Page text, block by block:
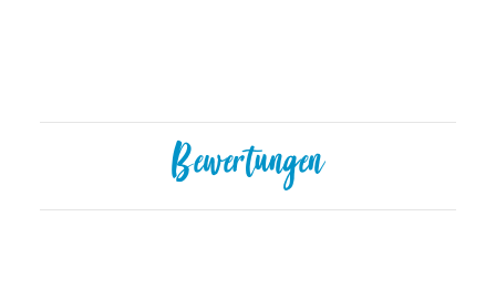
Bewertungen